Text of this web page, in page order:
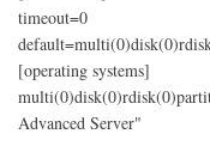
timeout=0
[operating systems]
Advanced Server"